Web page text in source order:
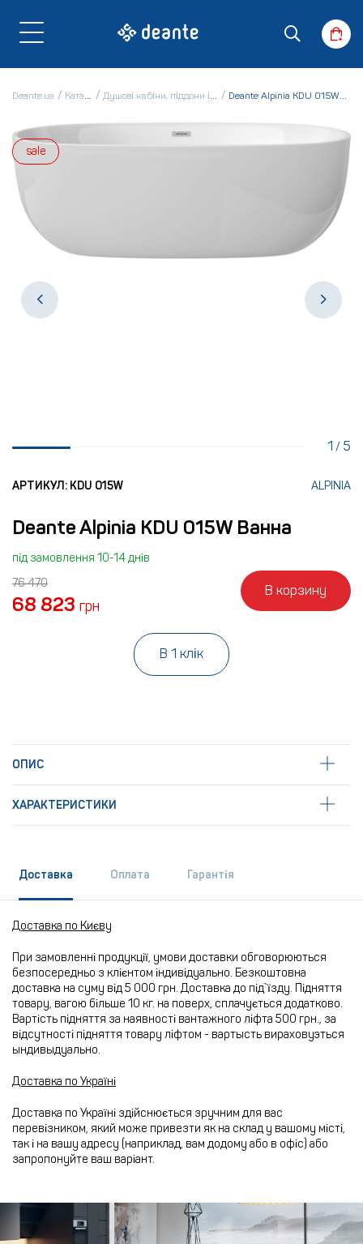
Deante.ua Каталог Душові кабіни, піддони і ванни Deante Alpinia KDU 015W Ванна
sale
1 / 5
АРТИКУЛ: KDU 015W ALPINIA
Deante Alpinia KDU 015W Ванна
під замовлення 10-14 днів
76 470
68 823 грн
В корзину
В 1 клік
ОПИС
ХАРАКТЕРИСТИКИ
Доставка Оплата Гарантія
Доставка по Києву
При замовленні продукції, умови доставки обговорюються
безпосередньо з клієнтом індивідуально. Безкоштовна
доставка на суму від 5 000 грн. Доставка до під`їзду. Підняття
товару, вагою більше 10 кг. на поверх, сплачується додатково.
Вартість підняття за наявності вантажного ліфта 500 грн., за
відсутності підняття товару ліфтом - вартысть вираховуэться
ындивыдуально.
Доставка по Україні
Доставка по Україні здійснюється зручним для вас
перевізником, який може привезти як на склад у вашому місті,
так і на вашу адресу (наприклад, вам додому або в офіс) або
запропонуйте ваш варіант.